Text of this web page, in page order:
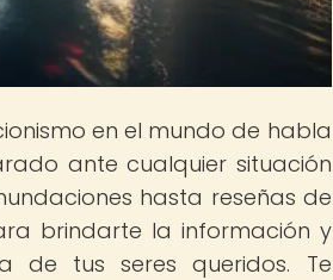
en el mundo de habla
ante cualquier situación
hasta reseñas de
brindarte la información y
de tus seres queridos. Te